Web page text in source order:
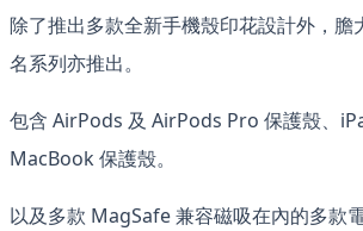
除了推出多款全新手機殼印花設計外，膽
名系列亦推出。
包含 AirPods 及 AirPods Pro 保護殼、
MacBook 保護殼。
以及多款 MagSafe 兼容磁吸在內的多款